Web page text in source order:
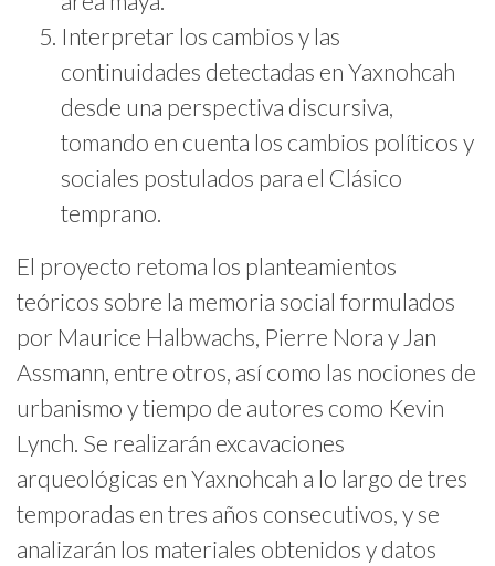
Interpretar los cambios y las
continuidades detectadas en Yaxnohcah
desde una perspectiva discursiva,
tomando en cuenta los cambios políticos y
sociales postulados para el Clásico
temprano.
El proyecto retoma los planteamientos
teóricos sobre la memoria social formulados
por Maurice Halbwachs, Pierre Nora y Jan
Assmann, entre otros, así como las nociones de
urbanismo y tiempo de autores como Kevin
Lynch. Se realizarán excavaciones
arqueológicas en Yaxnohcah a lo largo de tres
temporadas en tres años consecutivos, y se
analizarán los materiales obtenidos y datos